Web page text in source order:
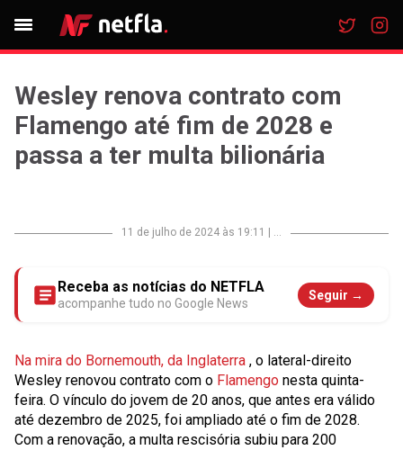
Wesley renova contrato com
Flamengo até fim de 2028 e
passa a ter multa bilionária
11 de julho de 2024 às 19:11 ...
Receba as notícias do NETFLA
acompanhe tudo no Google News
Seguir →
Na mira do Bornemouth, da Inglaterra , o lateral-direito
Wesley renovou contrato com o Flamengo nesta quinta-
feira. O vínculo do jovem de 20 anos, que antes era válido
até dezembro de 2025, foi ampliado até o fim de 2028.
Com a renovação, a multa rescisória subiu para 200